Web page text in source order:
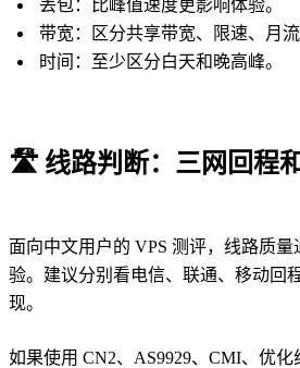
丢包：比峰值速度更影响体验。
带宽：区分共享带宽、限速、月流
时间：至少区分白天和晚高峰。
🛣️ 线路判断：三网回程
面向中文用户的 VPS 测评，线路质
验。建议分别看电信、联通、移动回
现。
如果使用 CN2、AS9929、CMI、优